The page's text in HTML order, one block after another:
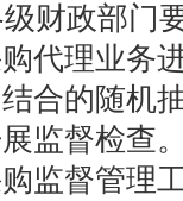
财政部门
代理业务
合的随机
监督检查
监督管理